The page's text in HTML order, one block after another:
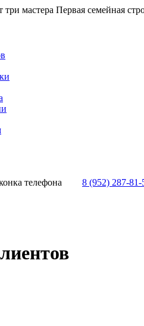
три мастера Первая семейная
8 (952) 287-81-